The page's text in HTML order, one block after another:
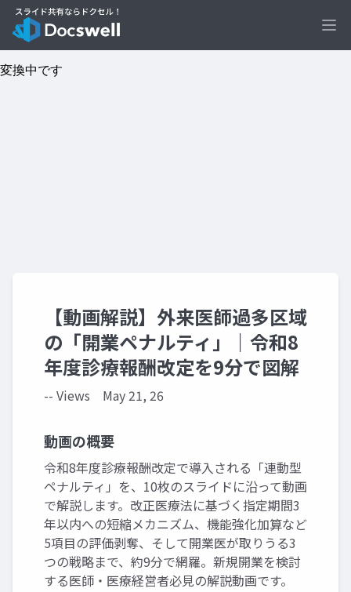
【動画解説】外来医師過多区域
の「開業ペナルティ」｜令和8
年度診療報酬改定を9分で図解
-- Views May 21, 26
動画の概要
令和8年度診療報酬改定で導入される「連動型
ペナルティ」を、10枚のスライドに沿って動画
で解説します。改正医療法に基づく指定期間3
年以内への短縮メカニズム、機能強化加算など
5項目の評価剥奪、そして開業医が取りうる3
つの戦略まで、約9分で網羅。新規開業を検討
する医師・医療経営者必見の解説動画です。